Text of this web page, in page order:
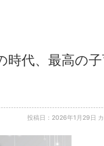
時代、最高の子
投稿日：2026年1月29日